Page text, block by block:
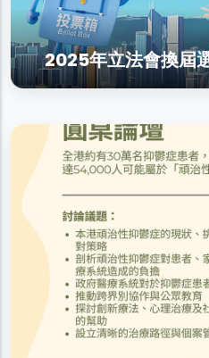
2025年立法會換屆